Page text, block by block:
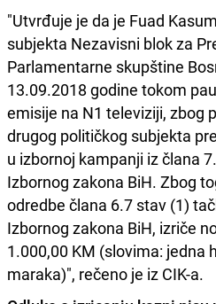
"Utvrđuje je da je Fuad
subjekta Nezavisni blok za
Parlamentarne skupštine
13.09.2018 godine tokom
emisije na N1 televiziji, zbog
drugog političkog subjekta
u izbornoj kampanji iz člana
Izbornog zakona BiH. Zbog
odredbe člana 6.7 stav (1)
Izbornog zakona BiH, izriče
1.000,00 KM (slovima: jedna
maraka)", rečeno je iz CIK-a.